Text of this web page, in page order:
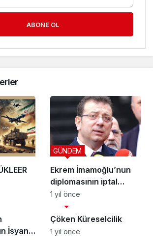
ABONE OL
Ekrem İmamoğlu’nun
diplomasının iptal
edilmesi sonrası süreç
nasıl işleyecek?
GÜNDEM
1 yıl önce
İsyanı
Çöken Küreselcilik
SİYASET
1 yıl önce